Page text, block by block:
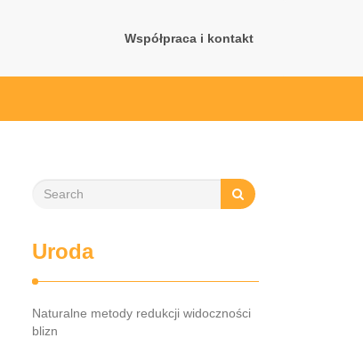
Współpraca i kontakt
Uroda
Naturalne metody redukcji widoczności
blizn